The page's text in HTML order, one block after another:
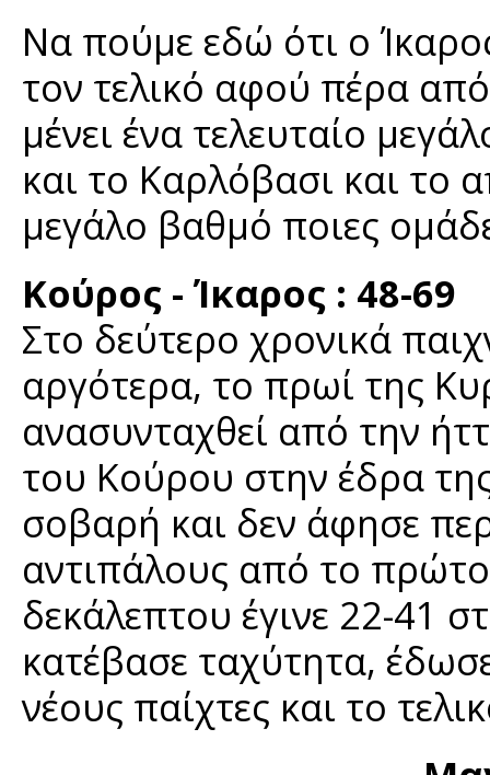
Να πούμε εδώ ότι ο
τον τελικό αφού πέρα από
μένει ένα τελευταίο
και το Καρλόβασι και το
μεγάλο βαθμό ποιες
Κούρος - Ίκαρος : 48-69
Στο δεύτερο χρονικά
αργότερα, το πρωί της
ανασυνταχθεί από την
του Κούρου στην έδρα
σοβαρή και δεν άφησε
αντιπάλους από το
δεκάλεπτου έγινε 22-41
κατέβασε ταχύτητα,
νέους παίχτες και το